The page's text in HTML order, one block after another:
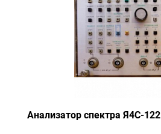
Купить в 1 клик
Анализатор спектра Я4С-122